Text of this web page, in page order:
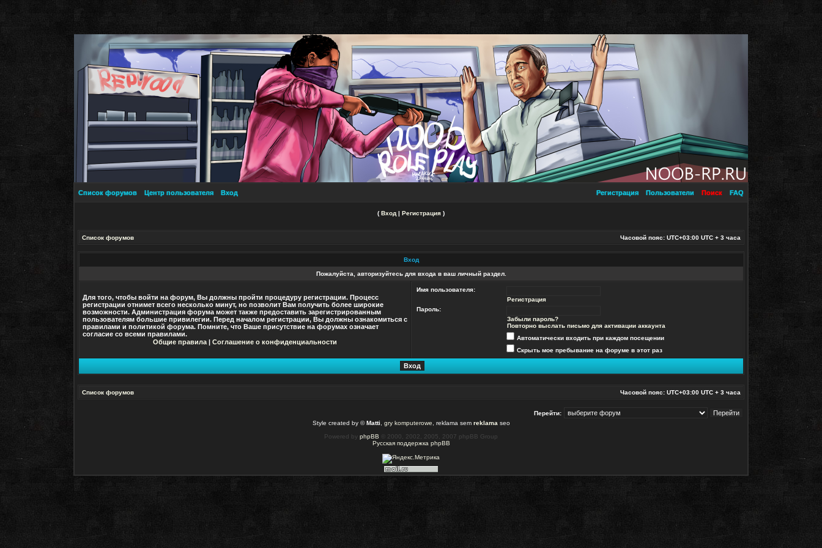
Список форумов Центр пользователя Вход FAQ
Поиск
Пользователи
Регистрация
( Вход | Регистрация )
Список форумов Часовой пояс: UTC+03:00 UTC + 3 часа
Вход
Пожалуйста, авторизуйтесь для входа в ваш личный раздел.
Для того, чтобы войти на форум, Вы должны пройти процедуру регистрации. Процесс
регистрации отнимет всего несколько минут, но позволит Вам получить более широкие
возможности. Администрация форума может также предоставить зарегистрированным
пользователям большие привилегии. Перед началом регистрации, Вы должны ознакомиться с
правилами и политикой форума. Помните, что Ваше присутствие на форумах означает
согласие со всеми правилами.
Общие правила | Соглашение о конфиденциальности
Имя пользователя:
Регистрация
Пароль:
Забыли пароль?
Повторно выслать письмо для активации аккаунта
Автоматически входить при каждом посещении
Скрыть мое пребывание на форуме в этот раз
Список форумов Часовой пояс: UTC+03:00 UTC + 3 часа
Перейти:
Style created by ©Matti gry komputerowe , reklama sem reklama seo
Powered by phpBB © 2000, 2002, 2005, 2007 phpBB Group
Русская поддержка phpBB